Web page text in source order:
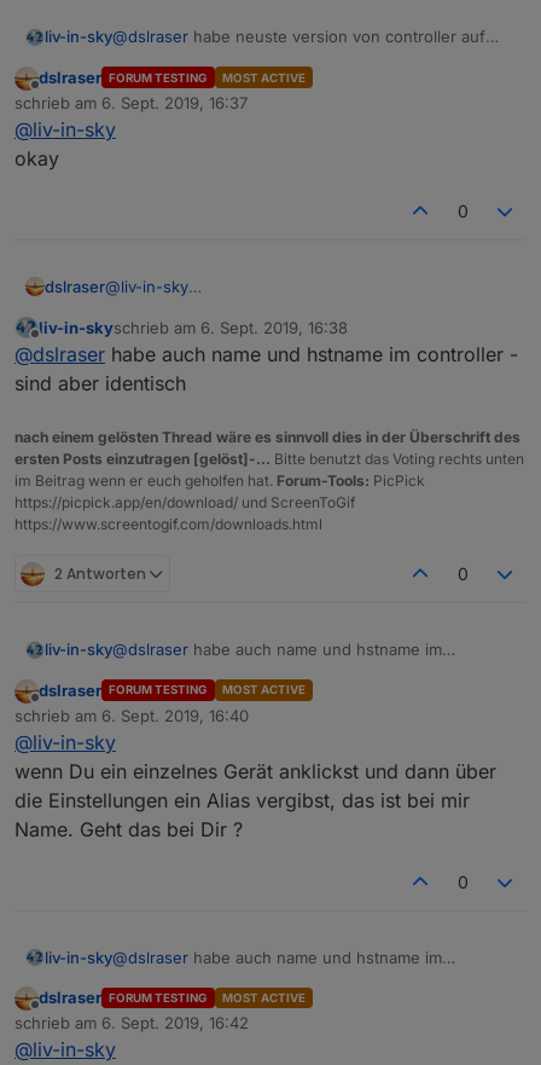
liv-in-sky@dslraser habe neuste version von controller auf
sichtbar - diese info habe ich auch nicht , Cloud Key
V2 habe ich nicht - nur 2 wlan uaps - du kannst ja
nach derfinal version das wieder bei dir einbauen -
Offline
dslraser FORUM TESTING MOST ACTIVE
schrieb am 6. Sept. 2019, 16:37
zuletzt editiert von
@liv-in-sky
okay
0
dslraser@liv-in-sky
Offline
liv-in-skyschrieb am 6. Sept. 2019, 16:38
zuletzt editiert von
@dslraser habe auch name und hstname im controller -
sind aber identisch
nach einem gelösten Thread wäre es sinnvoll dies in der Überschrift des
ersten Posts einzutragen [gelöst]-... Bitte benutzt das Voting rechts unten
im Beitrag wenn er euch geholfen hat. Forum-Tools: PicPick
https://picpick.app/en/download/ und ScreenToGif
https://www.screentogif.com/downloads.html
2 Antworten 0
liv-in-sky@dslraser habe auch name und hstname im
Offline
dslraser FORUM TESTING MOST ACTIVE
schrieb am 6. Sept. 2019, 16:40
zuletzt editiert von
@liv-in-sky
wenn Du ein einzelnes Gerät anklickst und dann über
die Einstellungen ein Alias vergibst, das ist bei mir
Name. Geht das bei Dir ?
0
liv-in-sky@dslraser habe auch name und hstname im
Offline
dslraser FORUM TESTING MOST ACTIVE
schrieb am 6. Sept. 2019, 16:42
zuletzt editiert von
@liv-in-sky